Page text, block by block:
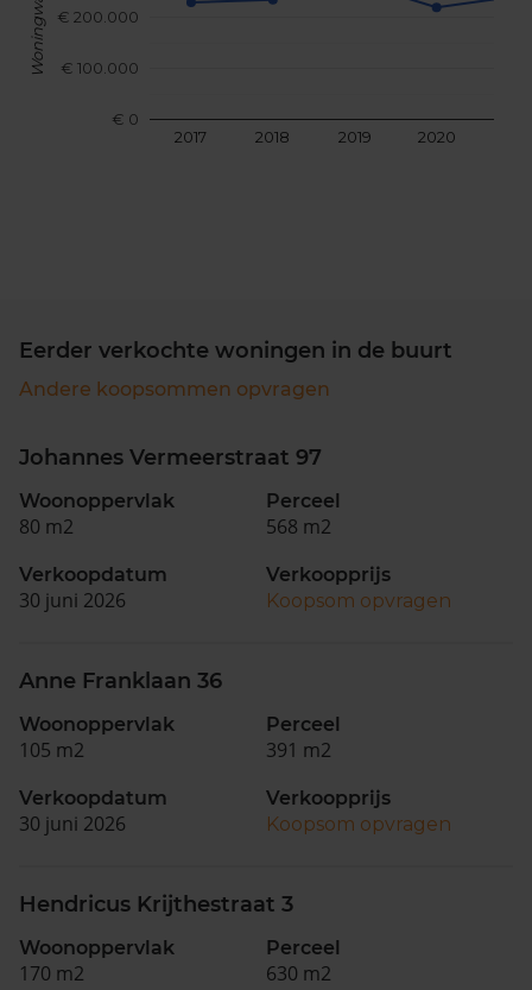
2017 2018 2019 2020
€ 0
€ 100.000
€ 200.000
Eerder verkochte woningen in de buurt
Andere koopsommen opvragen
Johannes Vermeerstraat 97
Woonoppervlak
80 m2
Perceel
568 m2
Verkoopdatum
30 juni 2026
Verkoopprijs
Koopsom opvragen
Anne Franklaan 36
Woonoppervlak
105 m2
Perceel
391 m2
Verkoopdatum
30 juni 2026
Verkoopprijs
Koopsom opvragen
Hendricus Krijthestraat 3
Woonoppervlak
170 m2
Perceel
630 m2